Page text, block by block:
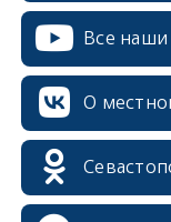
Все
О